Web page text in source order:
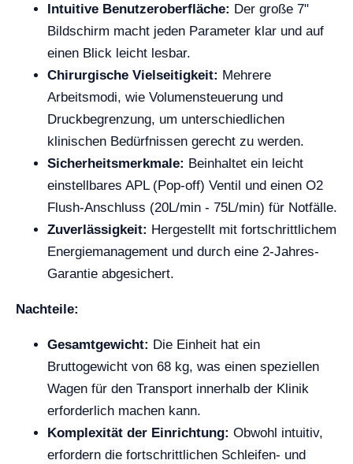
Intuitive Benutzeroberfläche: Der große 7"
Bildschirm macht jeden Parameter klar und auf
einen Blick leicht lesbar.
Chirurgische Vielseitigkeit: Mehrere
Arbeitsmodi, wie Volumensteuerung und
Druckbegrenzung, um unterschiedlichen
klinischen Bedürfnissen gerecht zu werden.
Sicherheitsmerkmale: Beinhaltet ein leicht
einstellbares APL (Pop-off) Ventil und einen O2
Flush-Anschluss (20L/min - 75L/min) für Notfälle.
Zuverlässigkeit: Hergestellt mit fortschrittlichem
Energiemanagement und durch eine 2-Jahres-
Garantie abgesichert.
Nachteile:
Gesamtgewicht: Die Einheit hat ein
Bruttogewicht von 68 kg, was einen speziellen
Wagen für den Transport innerhalb der Klinik
erforderlich machen kann.
Komplexität der Einrichtung: Obwohl intuitiv,
erfordern die fortschrittlichen Schleifen- und